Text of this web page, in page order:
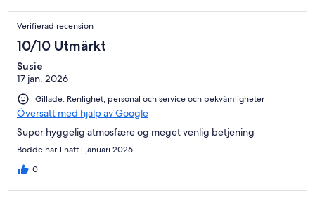
Verifierad recension
10/10 Utmärkt
Susie
17 jan. 2026
Gillade: Renlighet, personal och service och bekvämligheter
Översätt med hjälp av Google
Super hyggelig atmosfære og meget venlig betjening
Bodde här 1 natt i januari 2026
0